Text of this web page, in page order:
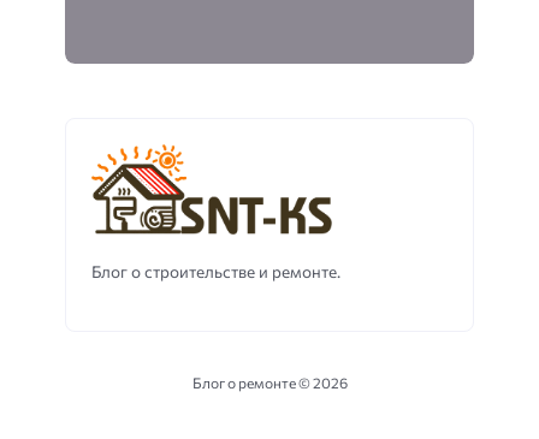
Блог о строительстве и ремонте.
Блог о ремонте ©2026